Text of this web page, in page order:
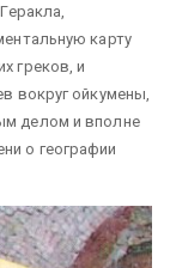
карту
греков, и
вокруг ойкумены,
делом и вполне
о географии